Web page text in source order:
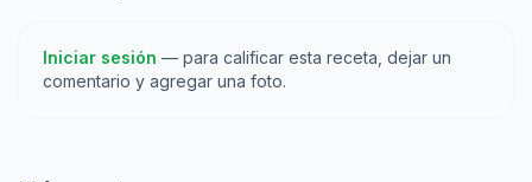
Iniciar sesión — para calificar esta receta, dejar un
comentario y agregar una foto.